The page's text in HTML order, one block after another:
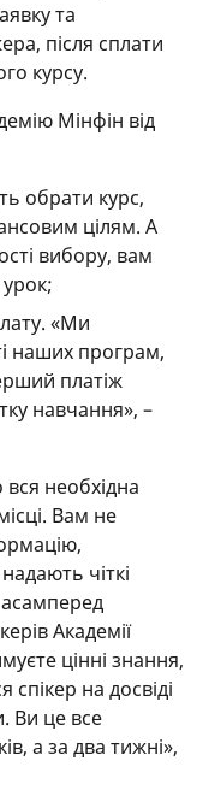
на курсі,
зробити
а отже й
навчитеся
що точно стане
доволі
Ще 12 років
до 1
понад 23 тис.
дозволить не
а й заробити
та
після сплати
курсу.
Мінфін від
обрати курс,
цілям. А
вибору, вам
«Ми
наших програм,
платіж
навчання», –
необхідна
Вам не
чіткі
Академії
цінні знання,
на досвіді
Ви це все
а за два тижні»,